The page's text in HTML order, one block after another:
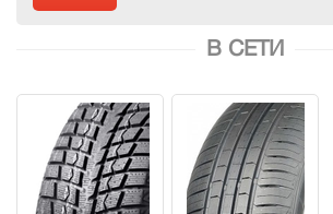
В СЕТИ